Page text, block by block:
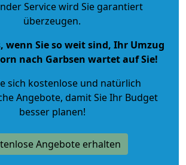
Service wird Sie garantiert
überzeugen.
wenn Sie so weit sind, Ihr Umzug
nach Garbsen wartet auf Sie!
sich kostenlose und natürlich
Angebote, damit Sie Ihr Budget
besser planen!
Angebote erhalten